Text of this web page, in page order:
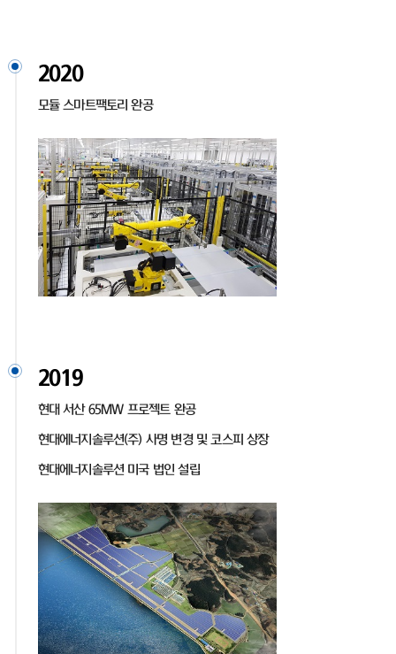
2020
모듈 스마트팩토리 완공
2019
현대 서산 65MW 프로젝트 완공
현대에너지솔루션(주) 사명 변경 및 코스피 상장
현대에너지솔루션 미국 법인 설립